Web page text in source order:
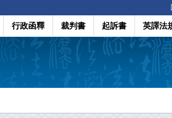
行政函釋 裁判書 起訴書 英譯法